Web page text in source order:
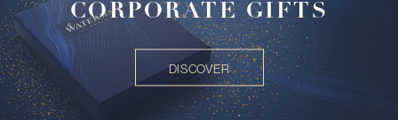
CORPORATE GIFTS
DISCOVER